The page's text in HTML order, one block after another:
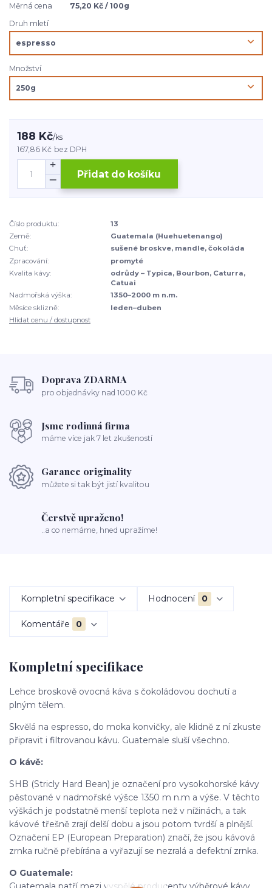
Měrná cena
75,20 Kč / 100g
Druh mletí
Množství
188 Kč/ks
167,86 Kč bez DPH
Přidat do košíku
Číslo produktu:
13
Země:
Guatemala (Huehuetenango)
Chuť:
sušené broskve, mandle, čokoláda
Zpracování:
promyté
Kvalita kávy:
odrůdy – Typica, Bourbon, Caturra,
Catuai
Nadmořská výška:
1350–2000 m n.m.
Měsíce sklizně:
leden–duben
Hlídat cenu / dostupnost
Doprava ZDARMA
pro objednávky nad 1000 Kč
Jsme rodinná firma
máme více jak 7 let zkušeností
Garance originality
můžete si tak být jistí kvalitou
Čerstvě upraženo!
..a co nemáme, hned upražíme!
Kompletní specifikace Hodnocení 0
Komentáře 0
Kompletní specifikace
Lehce broskově ovocná káva s čokoládovou dochutí a
plným tělem.
Skvělá na espresso, do moka konvičky, ale klidně z ní zkuste
připravit i filtrovanou kávu. Guatemale sluší všechno.
O kávě:
SHB (Stricly Hard Bean) je označení pro vysokohorské kávy
pěstované v nadmořské výšce 1350 m n.m a výše. V těchto
výškách je podstatně menší teplota než v nížinách, a tak
kávové třešně zrají delší dobu a jsou potom tvrdší a plnější.
Označení EP (European Preparation) značí, že jsou kávová
zrnka ručně přebírána a vyřazují se nezralá a defektní zrnka.
O Guatemale: